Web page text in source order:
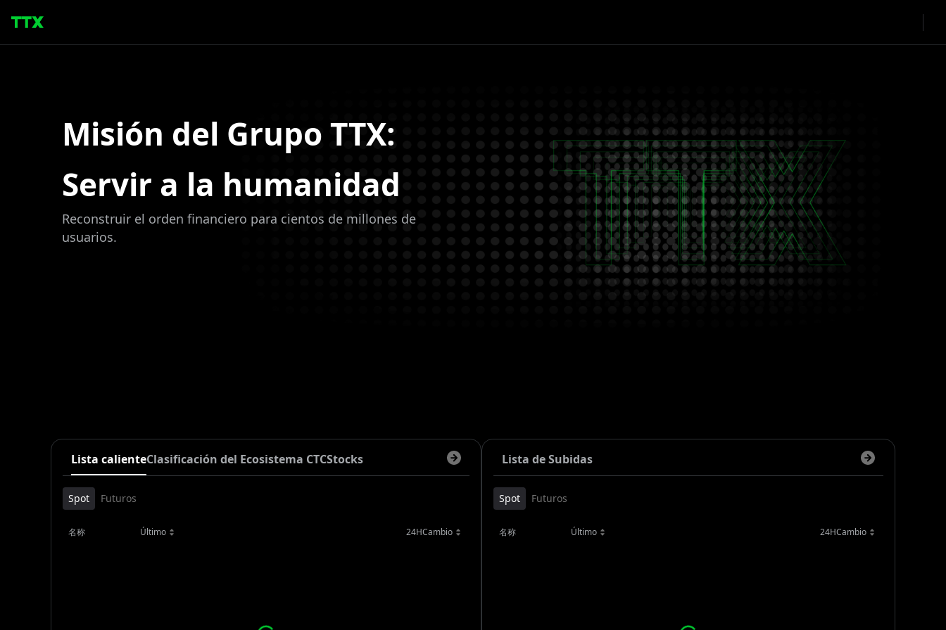
Misión del Grupo TTX:
Servir a la humanidad
Reconstruir el orden financiero para cientos de millones de
usuarios.
Lista calienteClasificación del Ecosistema CTCStocks
Spot Futuros
名称 Último 24HCambio
Lista de Subidas
Spot Futuros
名称 Último 24HCambio